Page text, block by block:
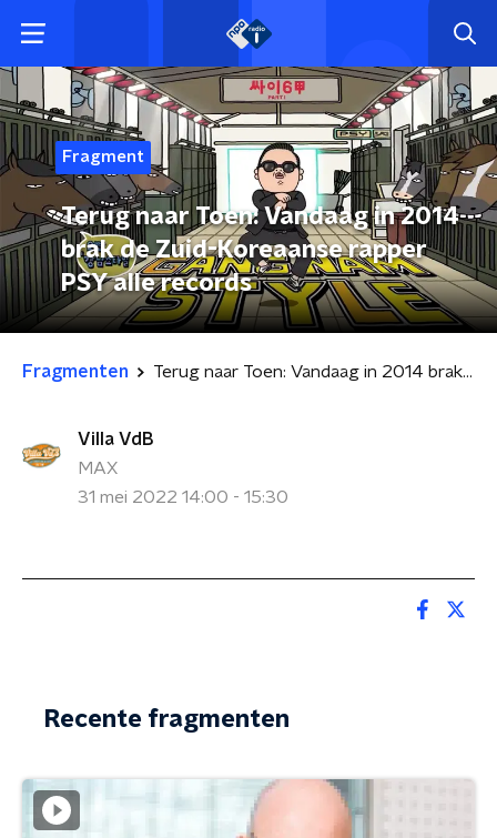
Fragment
Terug naar Toen: Vandaag in 2014
brak de Zuid-Koreaanse rapper
PSY alle records
Fragmenten Terug naar Toen: Vandaag in 2014 brak de Zuid-Koreaanse rapper PSY alle records
Villa VdB
MAX
31 mei 2022 14:00 - 15:30
Recente fragmenten